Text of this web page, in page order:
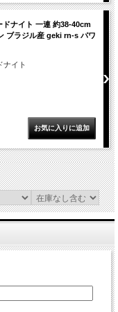
ナイト 一連 約38-40cm
ブラジル産 geki rn-s パワ
ナイト